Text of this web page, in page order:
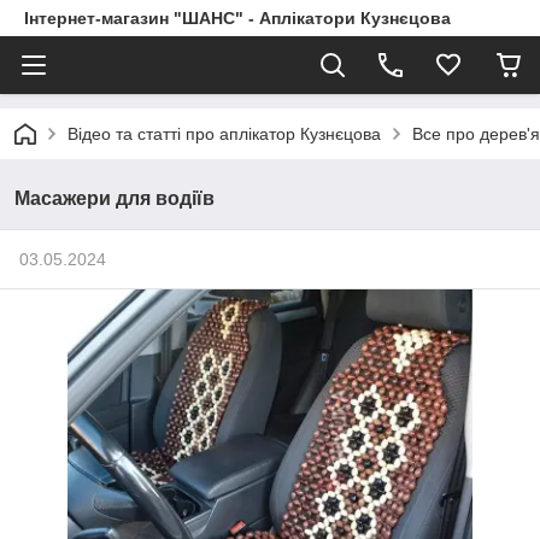
Інтернет-магазин "ШАНС" - Аплікатори Кузнєцова
Відео та статті про аплікатор Кузнєцова Все про
Масажери для водіїв
03.05.2024